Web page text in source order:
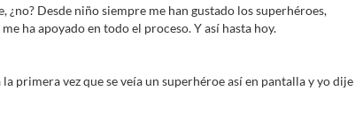
Desde niño siempre me han gustado los superhéroes,
ha apoyado en todo el proceso. Y así hasta hoy.
primera vez que se veía un superhéroe así en pantalla y yo dije